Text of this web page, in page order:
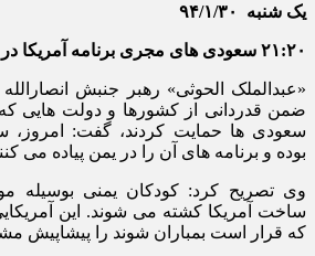
یک شنبه ۹۴/۱/۳۰
۲۱:۲۰ سعودی های مجری برنامه آمریکا در یمن هستند
«عبدالملک الحوثی» رهبر جنبش
ضمن قدردانی از کشورها و دولت هایی که
سعودی ها حمایت کردند، گفت: امروز،
بوده و برنامه های آن را در یمن پیاده می
وی تصریح کرد: کودکان یمنی بوسیله
ساخت آمریکا کشته می شوند. این
که قرار است بمباران شوند را پیشاپیش